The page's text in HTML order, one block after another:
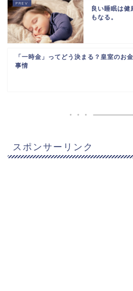
良い睡眠は
もなる。
「一時金」ってどう決まる？皇室のお金
事情
スポンサーリンク